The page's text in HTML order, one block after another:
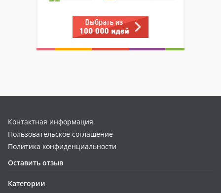
Контактная информация
Пользовательское соглашение
Политика конфиденциальности
Оставить отзыв
Категории